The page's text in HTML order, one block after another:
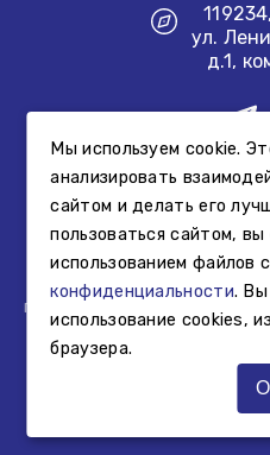
ул.
д.1,
Создание
Информация, размещенная
свидетельством
просветительской
собой информацию об
просветительской
© Фонд
Мы используем cookie.
анализировать
сайтом и делать его
пользоваться сайтом,
использованием файлов
конфиденциальности. Вы
использование cookies,
браузера.